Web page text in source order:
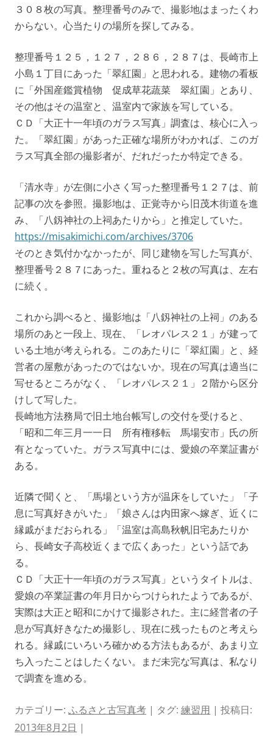
３０８枚の写真。整理番号のみで、撮影地はまったくわ
からない。心当たりの場所を探してみる。
整理番号１２５，１２７，２８６，２８７は、長崎市上
小島１丁目にあった「翠紅園」と思われる。建物の看板
に「外国産鑑賞植物 促成草花蔬菜 翠紅園」とあり、
その他はその温室と、温室内で家族を写している。
ＣＤ「大正十一年頃のガラス写真」調査は、核心に入っ
た。「翠紅園」があった正確な場所がわかれば、このガ
ラス写真全部の撮影者が、だれだったか特定できる。
「清水寺」が左側に小さく写った整理番号１２７は、前
記事の次を参照。撮影地は、正覚寺から旧茂木街道を進
み、「八釼神社の上祠あたりから」と推定していた。
https://misakimichi.com/archives/3706
そのとき気付かなかったが、同じ建物を写した写真が、
整理番号２８７にあった。重ねると２枚の写真は、左右
に続く。
これから調べると、撮影地は「八釼神社の上祠」のある
場所のあと一段上、現在、「レオパレス２１」が建って
いる土地が考えられる。このあたりに「翠紅園」と、経
営者の屋敷があったのではないか。現在の写真は適当に
写せるところがなく、「レオパレス２１」２階から区分
けして写した。
長崎地方法務局で旧土地台帳写しの交付を受けると、
「昭和二年三月一一日 所有権移転 馬場安市」氏の所
有となっていた。ガラス写真中には、愛娘の卒業証書が
ある。
近隣で聞くと、「馬場という方が温床をしていた」「子
息に写真好きがいた」「娘さんは内田家へ嫁ぎ、近くに
縁戚がまだおられる」「温室は高島秋帆旧宅あたりか
ら、長崎女子高校近くまで広くあった」という話であ
る。
ＣＤ「大正十一年頃のガラス写真」というタイトルは、
愛娘の卒業証書の年月日からつけられたようであるが、
実際は大正と昭和にかけて撮影された。主に経営者の子
息が写真好きなため撮影し、現在に残ったものと考えら
れる。縁戚にいろいろ確かめる方法もあるが、あまり立
ち入ったことはしたくない。まだ未完な写真は、私なり
で調査を進める。
カテゴリー: ふるさと古写真考 | タグ: 練習用 | 投稿日:
2013年8月2日 |